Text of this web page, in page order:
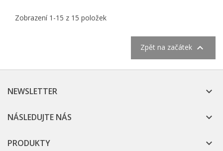
Zobrazení 1-15 z 15 položek
Zpět na začátek 
NEWSLETTER 
NÁSLEDUJTE NÁS 
PRODUKTY 